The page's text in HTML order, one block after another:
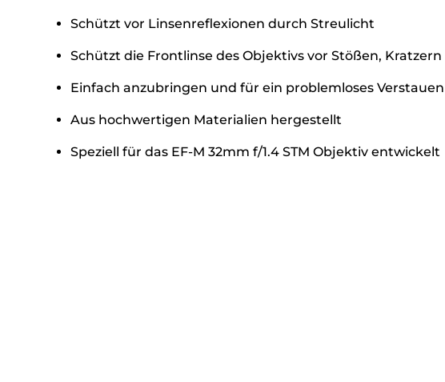
Schützt vor Linsenreflexionen durch Streulicht
Schützt die Frontlinse des Objektivs vor Stößen,
Einfach anzubringen und für ein problemloses
Aus hochwertigen Materialien hergestellt
Speziell für das EF-M 32mm f/1.4 STM Objektiv entwickelt